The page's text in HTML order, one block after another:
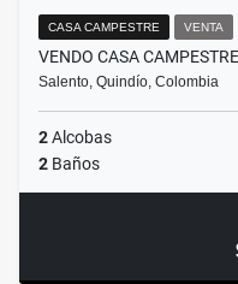
CASA CAMPESTRE VENTA
VENDO CASA
Salento, Quindío, Colombia
2Alcobas
2 Baños